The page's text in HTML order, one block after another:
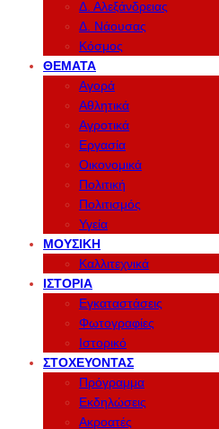
Δ. Αλεξάνδρειας
Δ. Νάουσας
Κόσμος
ΘΈΜΑΤΑ
Αγορά
Αθλητικά
Αγροτικά
Εργασία
Οικονομικά
Πολιτική
Πολιτισμός
Υγεία
ΜΟΥΣΙΚΉ
Καλλιτεχνικά
ΙΣΤΟΡΊΑ
Εγκαταστάσεις
Φωτογραφίες
Ιστορικό
ΣΤΟΧΕΎΟΝΤΑΣ
Πρόγραμμα
Εκδηλώσεις
Ακροατές